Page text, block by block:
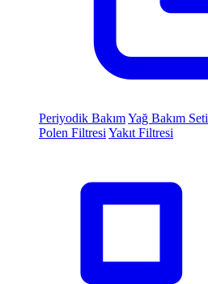
Periyodik BakımYağ Bakım Seti
Polen Filtresi Yakıt Filtresi